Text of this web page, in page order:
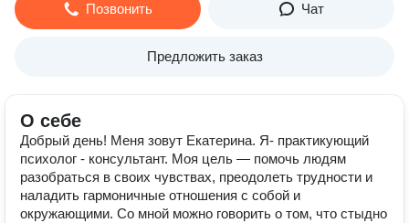
Позвонить Чат
Предложить заказ
О себе
Добрый день! Меня зовут Екатерина. Я- практикующий
психолог - консультант. Моя цель — помочь людям
разобраться в своих чувствах, преодолеть трудности и
наладить гармоничные отношения с собой и
окружающими. Со мной можно говорить о том, что стыдно